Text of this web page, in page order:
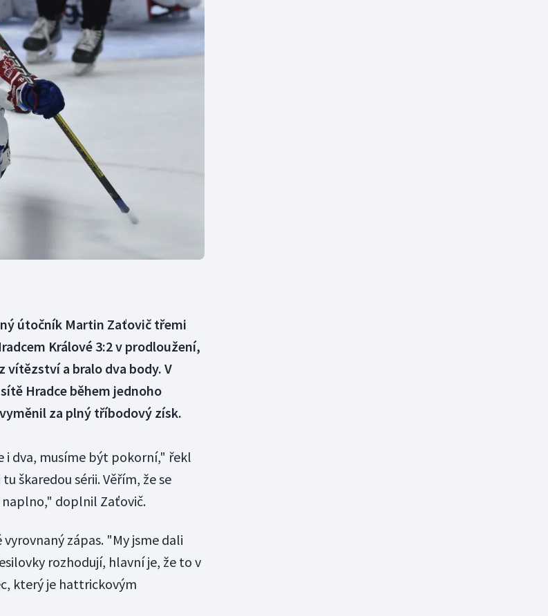
pětiboj
hry
volejbal
Triatlon
Veslování
útočník Martin Zaťovič třemi
Králové 3:2 v prodloužení,
vítězství a bralo dva body. V
Hradce během jednoho
za plný tříbodový získ.
i dva, musíme být pokorní," řekl
škaredou sérii. Věřím, že se
doplnil Zaťovič.
zápas. "My jsme dali
rozhodují, hlavní je, že to v
který je hattrickovým